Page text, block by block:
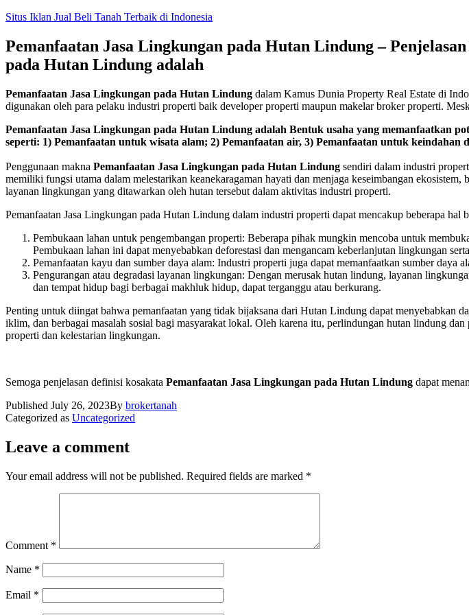
Skip
content
Situs Iklan Jual Beli Tanah Terbaik di Indonesia
Pemanfaatan Jasa Lingkungan pada Hutan Lindung –
pada Hutan Lindung adalah
Pemanfaatan Jasa Lingkungan pada Hutan Lindung dalam Kamus Dunia Property Real Estate di
digunakan oleh para pelaku industri properti baik developer properti maupun makelar broker properti.
Pemanfaatan Jasa Lingkungan pada Hutan Lindung adalah Bentuk usaha yang memanfaatkan
seperti: 1) Pemanfaatan untuk wisata alam; 2) Pemanfaatan air, 3) Pemanfaatan untuk keindahan
Penggunaan makna Pemanfaatan Jasa Lingkungan pada Hutan Lindung sendiri dalam industri
memiliki fungsi utama dalam melestarikan keanekaragaman hayati dan menjaga keseimbangan
layanan lingkungan yang ditawarkan oleh hutan tersebut dalam aktivitas industri properti.
Pemanfaatan Jasa Lingkungan pada Hutan Lindung dalam industri properti dapat mencakup beberapa hal
Pembukaan lahan untuk pengembangan properti: Beberapa pihak mungkin mencoba untuk
Pembukaan lahan ini dapat menyebabkan deforestasi dan mengancam keberlanjutan lingkungan
Pemanfaatan kayu dan sumber daya alam: Industri properti juga dapat memanfaatkan sumber
Pengurangan atau degradasi layanan lingkungan: Dengan merusak hutan lindung, layanan
dan tempat hidup bagi berbagai makhluk hidup, dapat terganggu atau berkurang.
Penting untuk diingat bahwa pemanfaatan yang tidak bijaksana dari Hutan Lindung dapat menyebabkan
iklim, dan berbagai masalah sosial bagi masyarakat lokal. Oleh karena itu, perlindungan hutan lindung
properti dan kelestarian lingkungan.
Semoga penjelasan definisi kosakata Pemanfaatan Jasa Lingkungan pada Hutan Lindung dapat
Published July 26, 2023By brokertanah
Categorized as Uncategorized
Leave a comment
Your email address will not be published. Required fields are marked *
Comment *
Name *
Email *